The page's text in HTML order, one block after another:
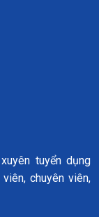
tuyển dụng
chuyên viên,